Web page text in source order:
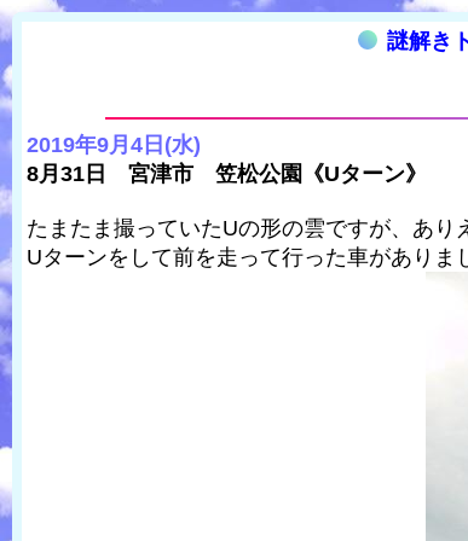
謎解き
2019年9月4日(水)
8月31日 宮津市 笠松公園《Uターン》
たまたま撮っていたUの形の雲ですが、あり
Uターンをして前を走って行った車がありま